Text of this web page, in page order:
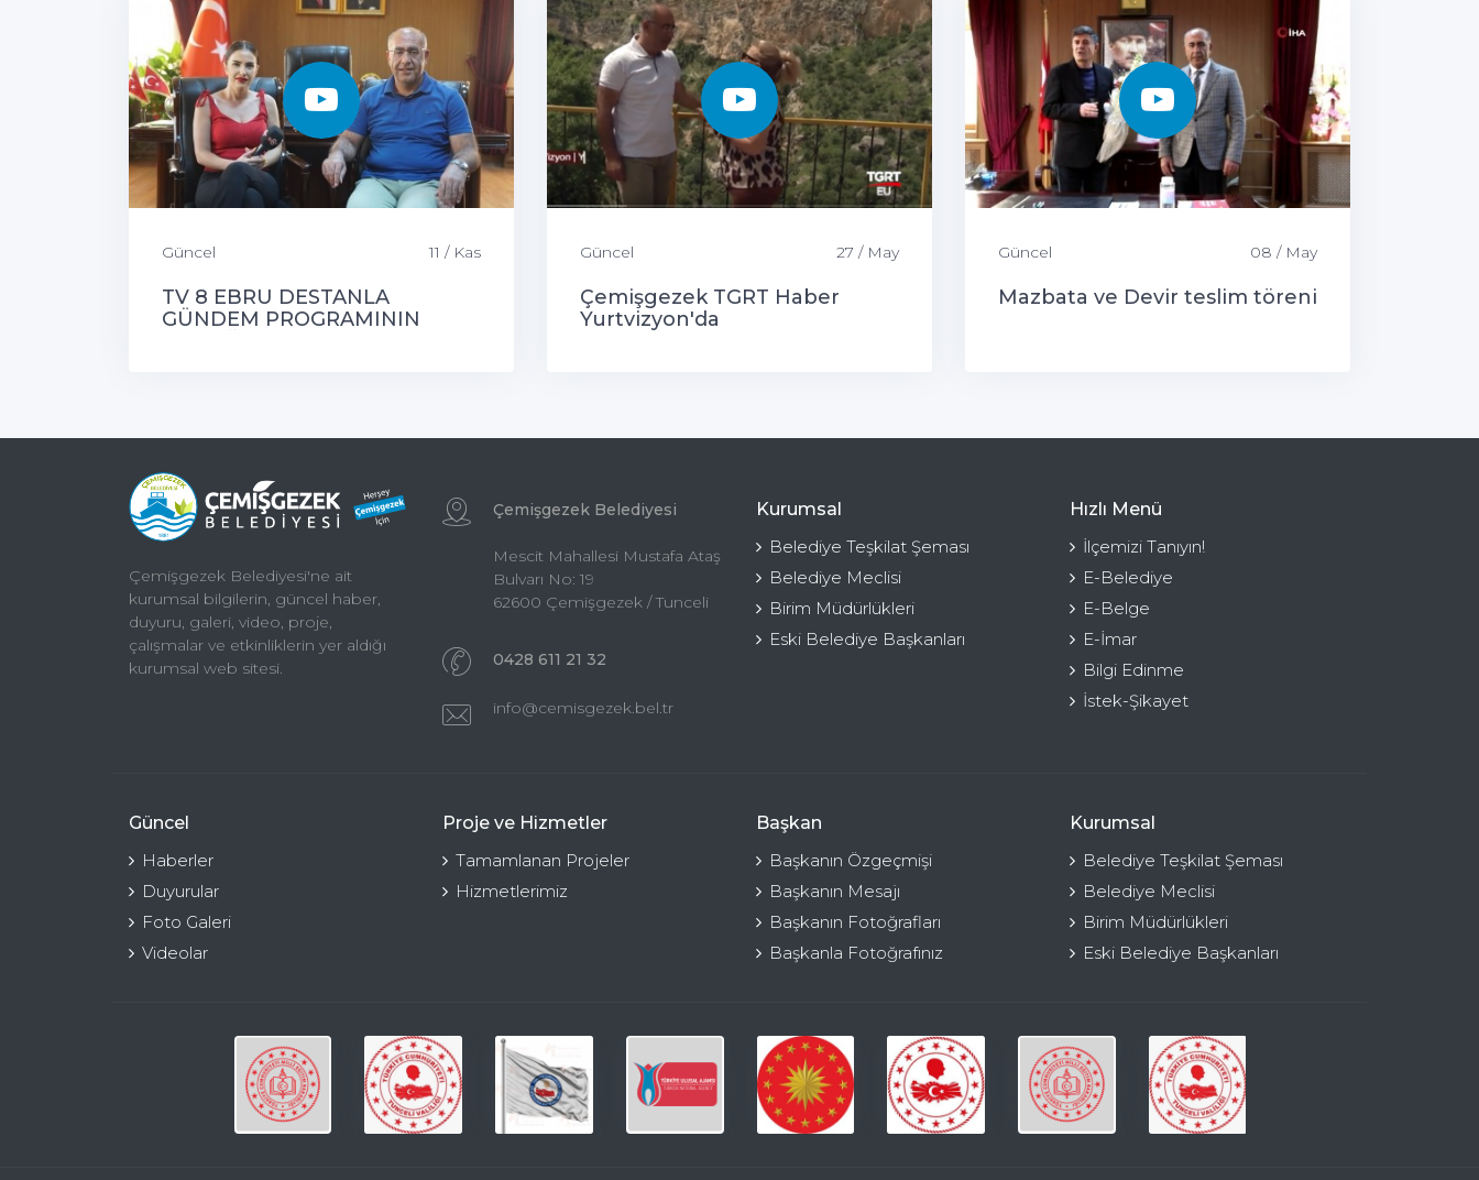
Güncel 11 / Kas
TV 8 EBRU DESTANLA
GÜNDEM PROGRAMININ
Güncel 27 / May
Çemişgezek TGRT Haber
Yurtvizyon'da
Güncel 08 / May
Mazbata ve Devir teslim töreni
Çemişgezek Belediyesi'ne ait
kurumsal bilgilerin, güncel haber,
duyuru, galeri, video, proje,
çalışmalar ve etkinliklerin yer aldığı
kurumsal web sitesi.
Çemişgezek Belediyesi
Mescit Mahallesi Mustafa Ataş
Bulvarı No: 19
62600 Çemişgezek / Tunceli
0428 611 21 32
info@cemisgezek.bel.tr
Kurumsal
Belediye Teşkilat Şeması
Belediye Meclisi
Birim Müdürlükleri
Eski Belediye Başkanları
Hızlı Menü
İlçemizi Tanıyın!
E-Belediye
E-Belge
E-İmar
Bilgi Edinme
İstek-Şikayet
Güncel
Haberler
Duyurular
Foto Galeri
Videolar
Proje ve Hizmetler
Tamamlanan Projeler
Hizmetlerimiz
Başkan
Başkanın Özgeçmişi
Başkanın Mesajı
Başkanın Fotoğrafları
Başkanla Fotoğrafınız
Kurumsal
Belediye Teşkilat Şeması
Belediye Meclisi
Birim Müdürlükleri
Eski Belediye Başkanları